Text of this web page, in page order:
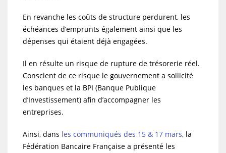
En revanche les coûts de structure perdurent, les
échéances d’emprunts également ainsi que les
dépenses qui étaient déjà engagées.
Il en résulte un risque de rupture de trésorerie réel.
Conscient de ce risque le gouvernement a sollicité
les banques et la BPI (Banque Publique
d’Investissement) afin d’accompagner les
entreprises.
Ainsi, dans les communiqués des 15 & 17 mars, la
Fédération Bancaire Française a présenté les